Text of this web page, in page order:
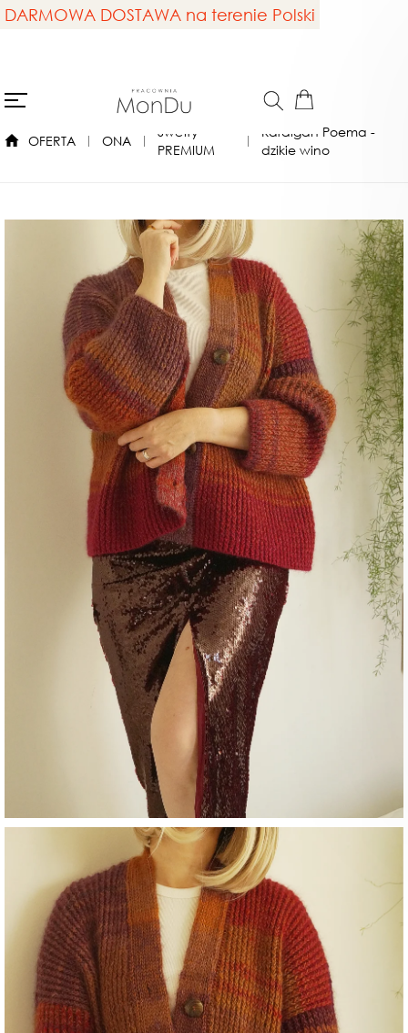
DARMOWA DOSTAWA na terenie Polski
OFERTA ONA
Swetry
PREMIUM
Kardigan Poema -
dzikie wino